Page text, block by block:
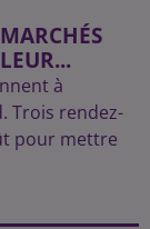
à
Trois rendez-
pour mettre